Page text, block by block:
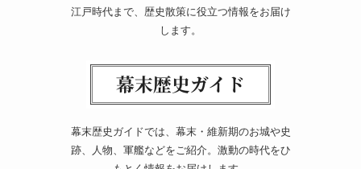
江戸時代まで、歴史散策に役立つ情報をお届け
します。
幕末歴史ガイドでは、幕末・維新期のお城や史
跡、人物、軍艦などをご紹介。激動の時代をひ